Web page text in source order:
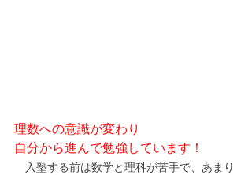
理数への意識が変わり
自分から進んで勉強しています！
入塾する前は数学と理科が苦手で、あまり